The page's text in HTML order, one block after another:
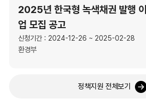
2025년 한국형 녹색채권 발행
업 모집 공고
신청기간 : 2024-12-26 ~ 2025-02-28
환경부
정책지원 전체보기